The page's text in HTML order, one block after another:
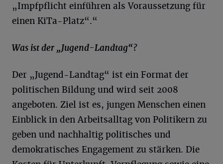
„Impfpflicht einführen als Voraussetzung für
einen KiTa-Platz“.“
Was ist der „Jugend-Landtag“?
Der „Jugend-Landtag“ ist ein Format der
politischen Bildung und wird seit 2008
angeboten. Ziel ist es, jungen Menschen einen
Einblick in den Arbeitsalltag von Politikern zu
geben und nachhaltig politisches und
demokratisches Engagement zu stärken. Die